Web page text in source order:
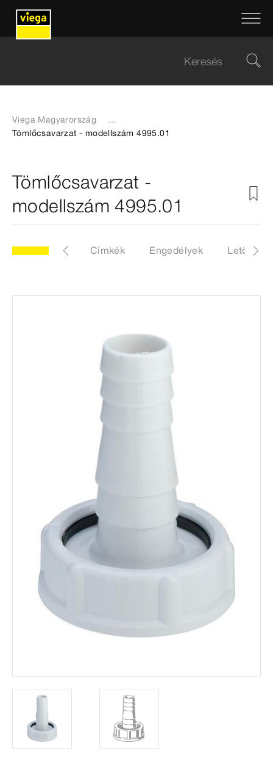
Viega Magyarország
...
Tömlőcsavarzat - modellszám 4995.01
Tömlőcsavarzat -
modellszám 4995.01
Cikk Cimkék Engedélyek